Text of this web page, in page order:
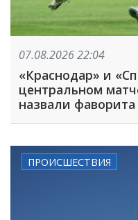
07.08.2026 22:04
«Краснодар» и
центральном
назвали фаворита
ПРОИСШЕСТВИЯ